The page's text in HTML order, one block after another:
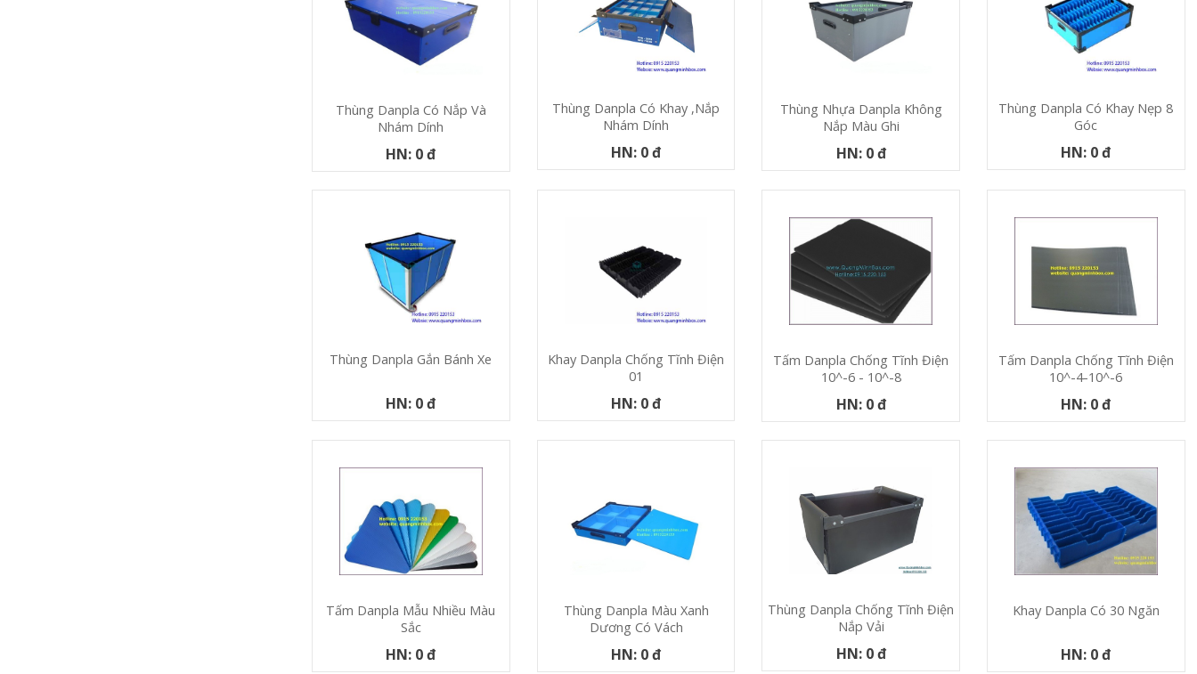
Thùng Danpla Có Nắp Và
Nhám Dính
HN: 0 đ
Thùng Danpla Có Khay ,nắp
Nhám Dính
HN: 0 đ
Thùng Nhựa Danpla Không
Nắp Màu Ghi
HN: 0 đ
Thùng Danpla Có Khay Nẹp 8
Góc
HN: 0 đ
Thùng Danpla Gắn Bánh Xe
HN: 0 đ
Khay Danpla Chống Tĩnh Điện
01
HN: 0 đ
Tấm Danpla Chống Tĩnh Điện
10^-6 - 10^-8
HN: 0 đ
Tấm Danpla Chống Tĩnh Điện
10^-4-10^-6
HN: 0 đ
Tấm Danpla Mẫu Nhiều Màu
Sắc
HN: 0 đ
Thùng Danpla Màu Xanh
Dương Có Vách
HN: 0 đ
Thùng Danpla Chống Tĩnh Điện
Nắp Vải
HN: 0 đ
Khay Danpla Có 30 Ngăn
HN: 0 đ